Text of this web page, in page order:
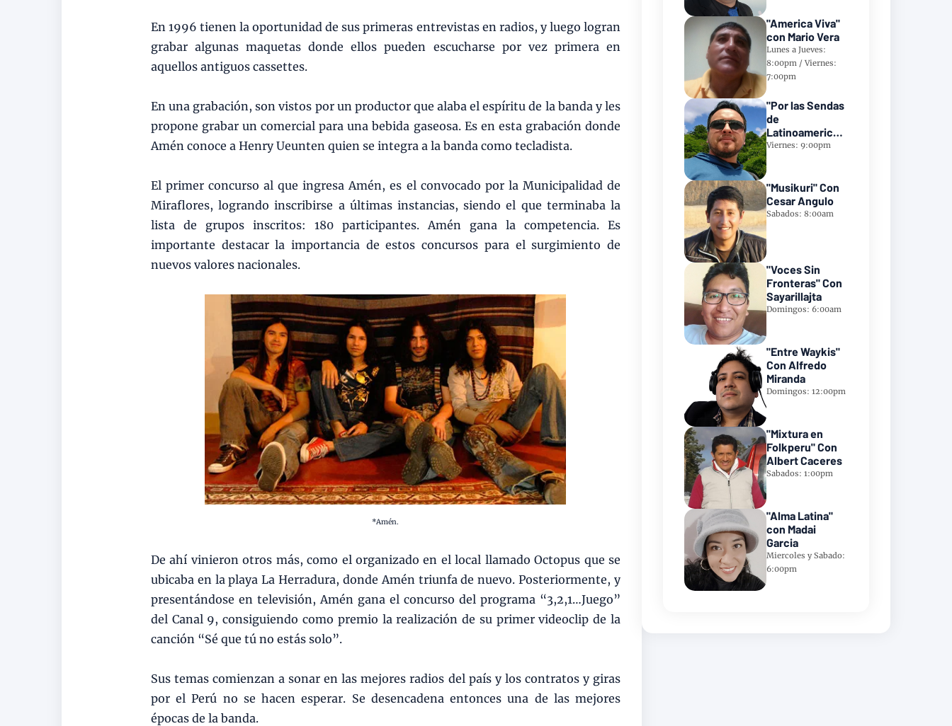
En 1996 tienen la oportunidad de sus primeras entrevistas en radios, y luego logran
grabar algunas maquetas donde ellos pueden escucharse por vez primera en
aquellos antiguos cassettes.
En una grabación, son vistos por un productor que alaba el espíritu de la banda y les
propone grabar un comercial para una bebida gaseosa. Es en esta grabación donde
Amén conoce a Henry Ueunten quien se integra a la banda como tecladista.
El primer concurso al que ingresa Amén, es el convocado por la Municipalidad de
Miraflores, logrando inscribirse a últimas instancias, siendo el que terminaba la
lista de grupos inscritos: 180 participantes. Amén gana la competencia. Es
importante destacar la importancia de estos concursos para el surgimiento de
nuevos valores nacionales.
*Amén.
De ahí vinieron otros más, como el organizado en el local llamado Octopus que se
ubicaba en la playa La Herradura, donde Amén triunfa de nuevo. Posteriormente, y
presentándose en televisión, Amén gana el concurso del programa “3,2,1…Juego”
del Canal 9, consiguiendo como premio la realización de su primer videoclip de la
canción “Sé que tú no estás solo”.
Sus temas comienzan a sonar en las mejores radios del país y los contratos y giras
por el Perú no se hacen esperar. Se desencadena entonces una de las mejores
épocas de la banda.
"America Viva"
con Mario Vera
Lunes a Jueves:
8:00pm / Viernes:
7:00pm
"Por las Sendas
de
Latinoamerica"
Con Frank
Viernes: 9:00pm
"Musikuri" Con
Cesar Angulo
Sabados: 8:00am
"Voces Sin
Fronteras" Con
Sayarillajta
Domingos: 6:00am
"Entre Waykis"
Con Alfredo
Miranda
Domingos: 12:00pm
"Mixtura en
Folkperu" Con
Albert Caceres
Sabados: 1:00pm
"Alma Latina"
con Madai
Garcia
Miercoles y Sabado:
6:00pm